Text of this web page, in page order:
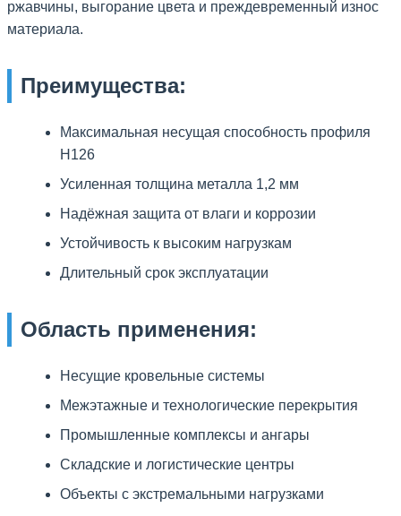
ржавчины, выгорание цвета и преждевременный износ
материала.
Преимущества:
Максимальная несущая способность профиля
Н126
Усиленная толщина металла 1,2 мм
Надёжная защита от влаги и коррозии
Устойчивость к высоким нагрузкам
Длительный срок эксплуатации
Область применения:
Несущие кровельные системы
Межэтажные и технологические перекрытия
Промышленные комплексы и ангары
Складские и логистические центры
Объекты с экстремальными нагрузками